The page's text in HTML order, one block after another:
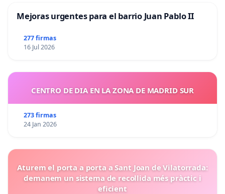
Mejoras urgentes para el barrio Juan Pablo II
277 firmas
16 Jul 2026
CENTRO DE DIA EN LA ZONA DE MADRID SUR
273 firmas
24 Jan 2026
Aturem el porta a porta a Sant Joan de Vilatorrada:
demanem un sistema de recollida més pràctic i
eficient